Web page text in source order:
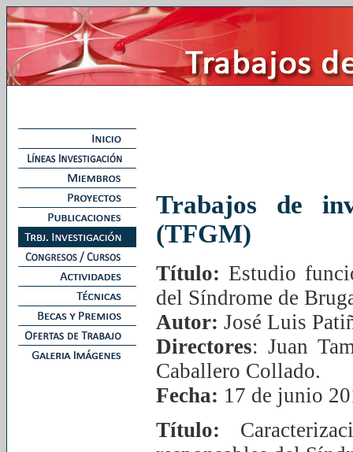
Trabajos de
(TFGM)
Título: Estudio
del Síndrome de
Autor: José Luis
Directores: Juan
Caballero Collado.
Fecha: 17 de junio
Título: